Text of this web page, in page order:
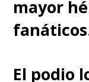
mayor
El podio